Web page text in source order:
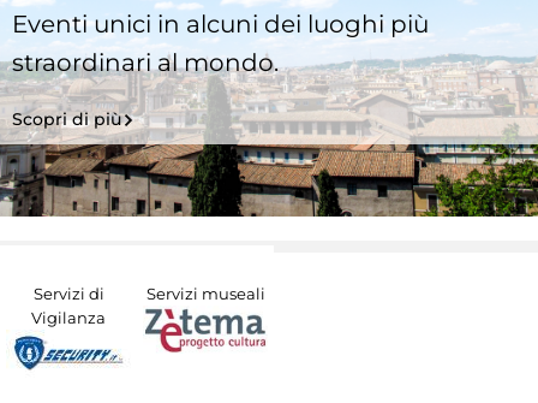
Eventi unici in alcuni dei luoghi più
straordinari al mondo.
Scopri di più
Servizi di
Vigilanza
Servizi museali